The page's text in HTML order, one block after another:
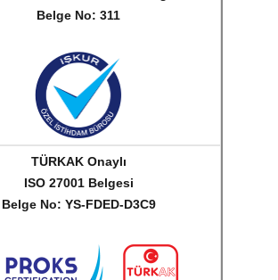
Belge No: 311
TÜRKAK Onaylı
ISO 27001 Belgesi
Belge No: YS-FDED-D3C9